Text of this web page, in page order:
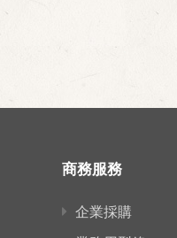
商務服務
企業採購